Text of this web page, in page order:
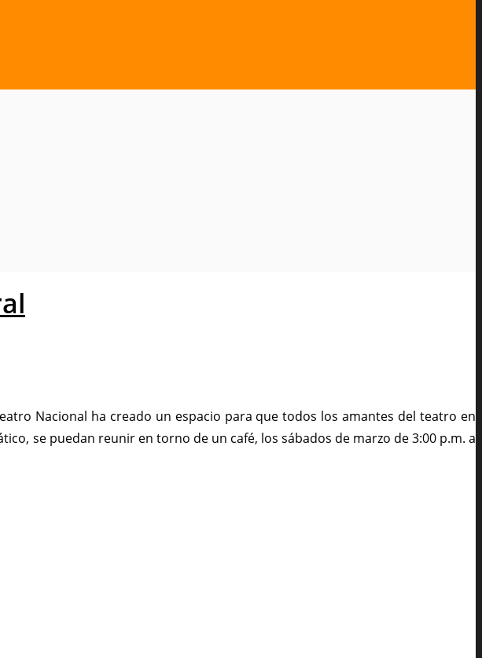
Nacional ha creado un espacio para que todos los amantes del teatro en
se puedan reunir en torno de un café, los sábados de marzo de 3:00 p.m. a